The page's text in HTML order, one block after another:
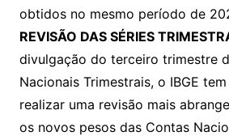
obtidos no mesmo período de
REVISÃO DAS SÉRIES
divulgação do terceiro trimestre
Nacionais Trimestrais, o IBGE
realizar uma revisão mais
os novos pesos das Contas